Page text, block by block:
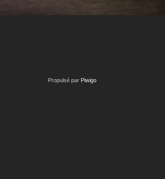
Propulsé par Piwigo